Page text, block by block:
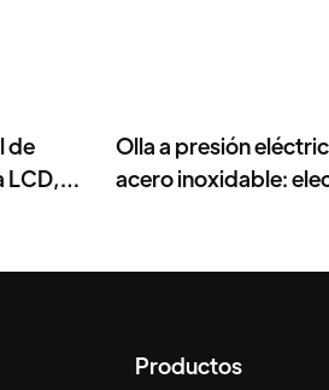
de
LCD,
Olla a presión
acero inoxidable:
Productos